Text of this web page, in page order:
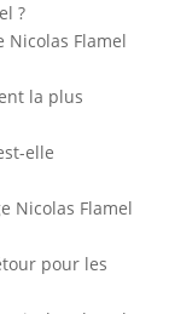
?
Nicolas Flamel
la plus
elle
Nicolas Flamel
pour les